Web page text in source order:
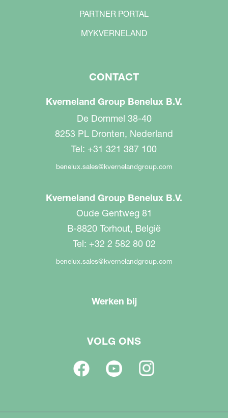
PARTNER PORTAL
MYKVERNELAND
CONTACT
Kverneland Group Benelux B.V.
De Dommel 38-40
8253 PL Dronten, Nederland
Tel: +31 321 387 100
benelux.sales@kvernelandgroup.com
Kverneland Group Benelux B.V.
Oude Gentweg 81
B-8820 Torhout, België
Tel: +32 2 582 80 02
benelux.sales@kvernelandgroup.com
Werken bij
VOLG ONS